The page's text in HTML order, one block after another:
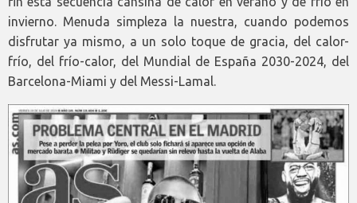
invierno. Menuda simpleza la nuestra, cuando podemos
disfrutar ya mismo, a un solo toque de gracia, del calor-
frío, del frío-calor, del Mundial de España 2030-2024, del
Barcelona-Miami y del Messi-Lamal.